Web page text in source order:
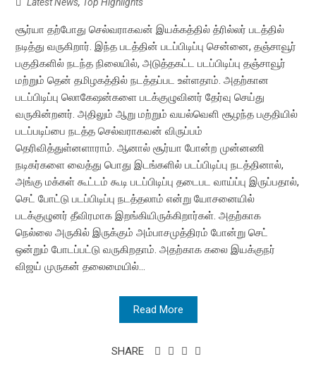
Latest News, Top Highlights
சூர்யா தற்போது செல்வராகவன் இயக்கத்தில் த்ரில்லர் படத்தில்
நடித்து வருகிறார். இந்த படத்தின் படப்பிடிப்பு சென்னை, தஞ்சாவூர்
பகுதிகளில் நடந்த நிலையில், அடுத்தகட்ட படப்பிடிப்பு தஞ்சாவூர்
மற்றும் தென் தமிழகத்தில் நடத்தப்பட உள்ளதாம். அதற்கான
படப்பிடிப்பு லொகேஷன்களை படக்குழுவினர் தேர்வு செய்து
வருகின்றனர். அதிலும் ஆறு மற்றும் வயல்வெளி சூழந்த பகுதியில்
படப்படிப்பை நடத்த செல்வராகவன் விருப்பம்
தெரிவித்துள்னளாராம். ஆனால் சூர்யா போன்ற முன்னணி
நடிகர்களை வைத்து பொது இடங்களில் படப்பிடிப்பு நடத்தினால்,
அங்கு மக்கள் கூட்டம் கூடி படப்பிடிப்பு தடைபட வாய்ப்பு இருப்பதால்,
செட் போட்டு படப்பிடிப்பு நடத்தலாம் என்று யோசனையில்
படக்குழுனர் தீவிரமாக இறங்கியிருக்கிறார்கள். அதற்காக
நெல்லை அருகில் இருக்கும் அம்பாசமுத்திரம் போன்று செட்
ஒன்றும் போடப்பட்டு வருகிறதாம். அதற்காக கலை இயக்குநர்
விஜய் முருகன் தலைமையில்...
Read More
SHARE